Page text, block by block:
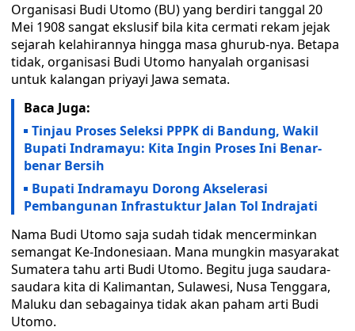
Organisasi Budi Utomo (BU) yang berdiri tanggal 20
Mei 1908 sangat ekslusif bila kita cermati rekam jejak
sejarah kelahirannya hingga masa ghurub-nya. Betapa
tidak, organisasi Budi Utomo hanyalah organisasi
untuk kalangan priyayi Jawa semata.
Baca Juga:
Tinjau Proses Seleksi PPPK di Bandung, Wakil
Bupati Indramayu: Kita Ingin Proses Ini Benar-
benar Bersih
Bupati Indramayu Dorong Akselerasi
Pembangunan Infrastuktur Jalan Tol Indrajati
Nama Budi Utomo saja sudah tidak mencerminkan
semangat Ke-Indonesiaan. Mana mungkin masyarakat
Sumatera tahu arti Budi Utomo. Begitu juga saudara-
saudara kita di Kalimantan, Sulawesi, Nusa Tenggara,
Maluku dan sebagainya tidak akan paham arti Budi
Utomo.